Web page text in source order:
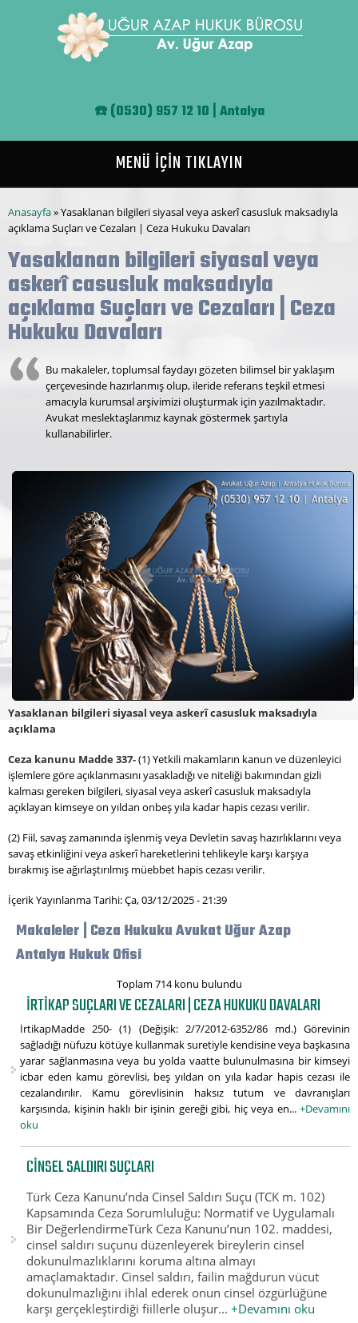
☎️(0530) 957 12 10 | Antalya
MENÜ İÇİN TIKLAYIN
Buradasınız
Anasayfa» Yasaklanan bilgileri siyasal veya askerî casusluk maksadıyla
açıklama Suçları ve Cezaları | Ceza Hukuku Davaları
Yasaklanan bilgileri siyasal veya
askerî casusluk maksadıyla
açıklama Suçları ve Cezaları | Ceza
Hukuku Davaları
Bu makaleler, toplumsal faydayı gözeten bilimsel bir yaklaşım
çerçevesinde hazırlanmış olup, ileride referans teşkil etmesi
amacıyla kurumsal arşivimizi oluşturmak için yazılmaktadır.
Avukat meslektaşlarımız kaynak göstermek şartıyla
kullanabilirler.
Yasaklanan bilgileri siyasal veya askerî casusluk maksadıyla
açıklama
Ceza kanunu Madde 337-(1) Yetkili makamların kanun ve düzenleyici
işlemlere göre açıklanmasını yasakladığı ve niteliği bakımından gizli
kalması gereken bilgileri, siyasal veya askerî casusluk maksadıyla
açıklayan kimseye on yıldan onbeş yıla kadar hapis cezası verilir.
(2) Fiil, savaş zamanında işlenmiş veya Devletin savaş hazırlıklarını veya
savaş etkinliğini veya askerî hareketlerini tehlikeyle karşı karşıya
bırakmış ise ağırlaştırılmış müebbet hapis cezası verilir.
İçerik Yayınlanma Tarihi: Ça, 03/12/2025 - 21:39
Makaleler | Ceza Hukuku Avukat Uğur Azap
Antalya Hukuk Ofisi
Toplam 714 konu bulundu
İRTIKAP SUÇLARI VE CEZALARI | CEZA HUKUKU DAVALARI
İrtikapMadde 250- (1) (Değişik: 2/7/2012-6352/86 md.) Görevinin
sağladığı nüfuzu kötüye kullanmak suretiyle kendisine veya başkasına
yarar sağlanmasına veya bu yolda vaatte bulunulmasına bir kimseyi
icbar eden kamu görevlisi, beş yıldan on yıla kadar hapis cezası ile
cezalandırılır. Kamu görevlisinin haksız tutum ve davranışları
karşısında, kişinin haklı bir işinin gereği gibi, hiç veya en... +Devamını
oku
CINSEL SALDIRI SUÇLARI
Türk Ceza Kanunu’nda Cinsel Saldırı Suçu (TCK m. 102)
Kapsamında Ceza Sorumluluğu: Normatif ve Uygulamalı
Bir DeğerlendirmeTürk Ceza Kanunu’nun 102. maddesi,
cinsel saldırı suçunu düzenleyerek bireylerin cinsel
dokunulmazlıklarını koruma altına almayı
amaçlamaktadır. Cinsel saldırı, failin mağdurun vücut
dokunulmazlığını ihlal ederek onun cinsel özgürlüğüne
karşı gerçekleştirdiği fiillerle oluşur...+Devamını oku